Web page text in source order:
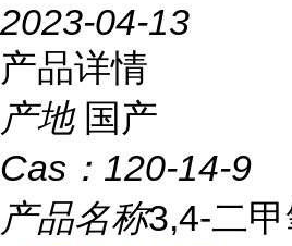
2023-04-13
产品详情
产地 国产
Cas： 120-14-9
产品名称3,4-二